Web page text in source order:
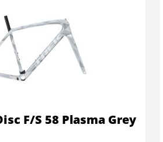
F/S 58 Plasma Grey